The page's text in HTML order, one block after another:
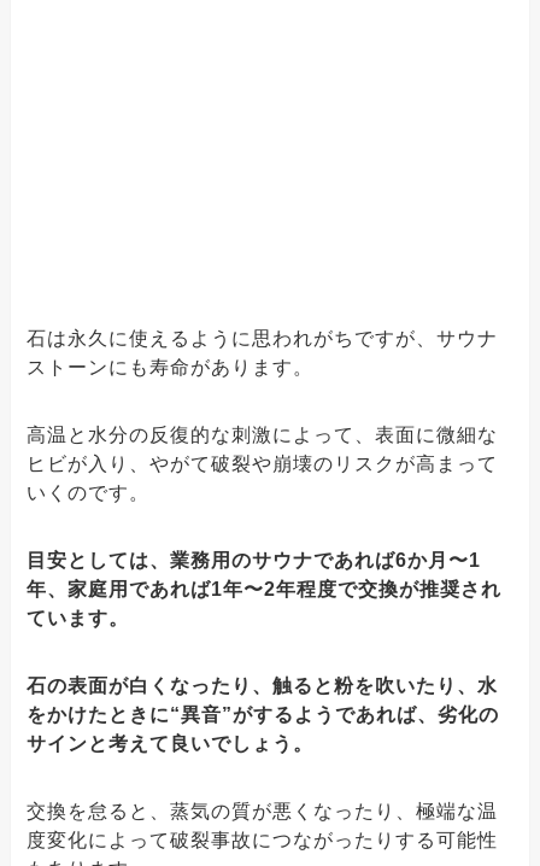
石は永久に使えるように思われがちですが、サウナ
ストーンにも寿命があります。
高温と水分の反復的な刺激によって、表面に微細な
ヒビが入り、やがて破裂や崩壊のリスクが高まって
いくのです。
目安としては、業務用のサウナであれば6か月〜1
年、家庭用であれば1年〜2年程度で交換が推奨され
ています。
石の表面が白くなったり、触ると粉を吹いたり、水
をかけたときに“異音”がするようであれば、劣化の
サインと考えて良いでしょう。
交換を怠ると、蒸気の質が悪くなったり、極端な温
度変化によって破裂事故につながったりする可能性